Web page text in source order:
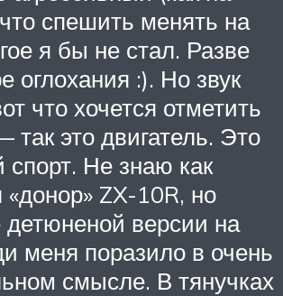
спешить менять на
я бы не стал. Разве
оглохания :). Но звук
что хочется отметить
так это двигатель. Это
спорт. Не знаю как
«донор» ZX-10R, но
детюненой версии на
меня поразило в очень
смысле. В тянучках